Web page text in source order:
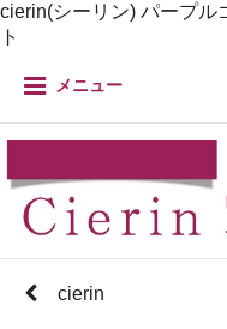
cierin(シーリン) パープル
ト
メニュー
cierin